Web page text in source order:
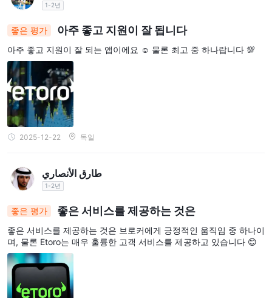
1-2년
좋은 평가 아주 좋고 지원이 잘 됩니다
아주 좋고 지원이 잘 되는 앱이에요 ☺️ 물론 최고 중 하나랍니다 💯
2025-12-22 독일
طارق الأنصاري
1-2년
좋은 평가 좋은 서비스를 제공하는 것은
좋은 서비스를 제공하는 것은 브로커에게 긍정적인 움직임 중 하나이
며, 물론 Etoro는 매우 훌륭한 고객 서비스를 제공하고 있습니다 😊